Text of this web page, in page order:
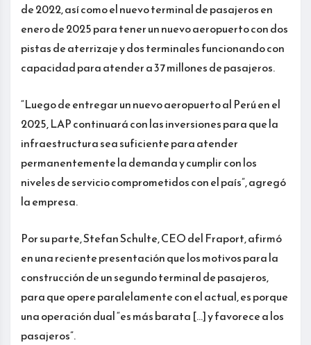
de 2022, así como el nuevo terminal de pasajeros en
enero de 2025 para tener un nuevo aeropuerto con dos
pistas de aterrizaje y dos terminales funcionando con
capacidad para atender a 37 millones de pasajeros.
“Luego de entregar un nuevo aeropuerto al Perú en el
2025, LAP continuará con las inversiones para que la
infraestructura sea suficiente para atender
permanentemente la demanda y cumplir con los
niveles de servicio comprometidos con el país”, agregó
la empresa.
Por su parte, Stefan Schulte, CEO del Fraport, afirmó
en una reciente presentación que los motivos para la
construcción de un segundo terminal de pasajeros,
para que opere paralelamente con el actual, es porque
una operación dual “es más barata […] y favorece a los
pasajeros”.